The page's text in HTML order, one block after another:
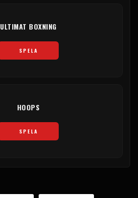
ULTIMAT BOXNING
SPELA
HOOPS
SPELA